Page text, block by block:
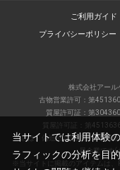
ご利用ガイド
プライバシーポリシー
株式会社アー
古物営業許可：第
質屋許可証：第
質屋許可証：第
当店は、偽造品の流通防止を目
員企業です(
※当サイトに掲載のアイテムは、
当サイトでは利用体験
ラフィックの分析を目